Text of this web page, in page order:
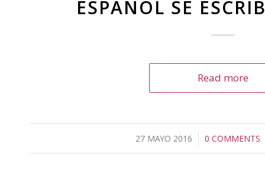
ESPAÑOL SE
Read more
27 MAYO 2016
/ 0 COMMENTS
/